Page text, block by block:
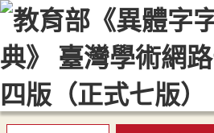
::: 最新消息 常見問題 編輯說明
顯示模式
網站導覽